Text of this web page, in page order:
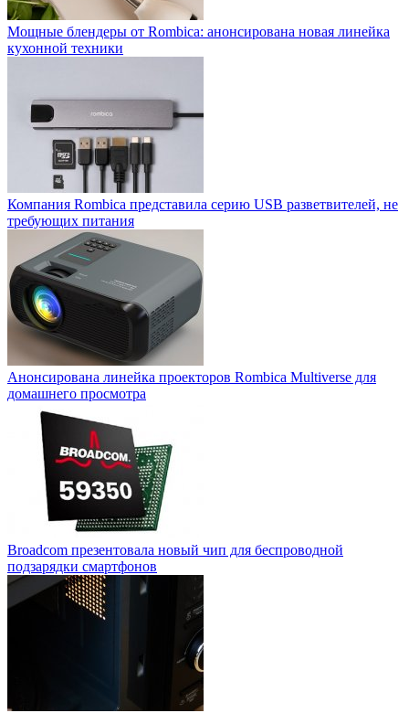
Мощные блендеры от Rombica: анонсирована новая линейка
кухонной техники
Компания Rombica представила серию USB разветвителей, не
требующих питания
Анонсирована линейка проекторов Rombica Multiverse для
домашнего просмотра
Broadcom презентовала новый чип для беспроводной
подзарядки смартфонов